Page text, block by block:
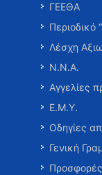
ΓΕΕΘΑ
Περιοδικό
Λέσχη
Ν.Ν.Α.
Αγγελίες
Ε.Μ.Υ.
Οδηγίες
Γενική